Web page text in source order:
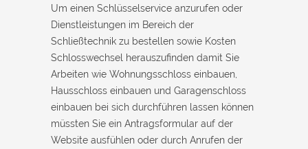
Um einen Schlüsselservice anzurufen oder
Dienstleistungen im Bereich der
Schließtechnik zu bestellen sowie Kosten
Schlosswechsel herauszufinden damit Sie
Arbeiten wie Wohnungsschloss einbauen,
Hausschloss einbauen und Garagenschloss
einbauen bei sich durchführen lassen können
müssten Sie ein Antragsformular auf der
Website ausfühlen oder durch Anrufen der